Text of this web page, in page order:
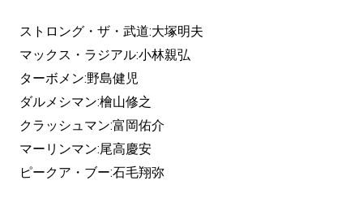
ストロング・ザ・武道:大塚明夫
マックス・ラジアル:小林親弘
ターボメン:野島健児
ダルメシマン:檜山修之
クラッシュマン:富岡佑介
マーリンマン:尾高慶安
ピークア・ブー:石毛翔弥